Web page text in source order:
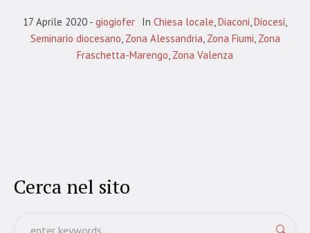
17 Aprile 2020 giogiofer In Chiesa locale Diaconi Diocesi
Seminario diocesano Zona Alessandria Zona Fiumi Zona
Fraschetta-Marengo Zona Valenza
Cerca nel sito